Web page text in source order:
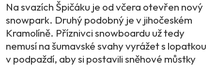
Na svazích Špičáku je od včera otevřen nový
snowpark. Druhý podobný je v jihočeském
Kramolíně. Příznivci snowboardu už tedy
nemusí na šumavské svahy vyrážet s lopatkou
v podpaždí, aby si postavili sněhové můstky